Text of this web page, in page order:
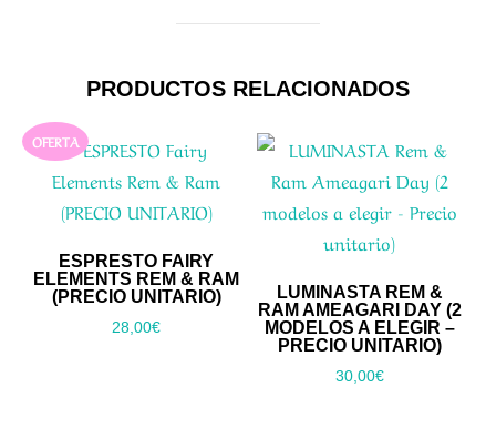
PRODUCTOS RELACIONADOS
OFERTA
ESPRESTO FAIRY
ELEMENTS REM & RAM
(PRECIO UNITARIO)
28,00€
LUMINASTA REM &
RAM AMEAGARI DAY (2
MODELOS A ELEGIR –
PRECIO UNITARIO)
30,00€